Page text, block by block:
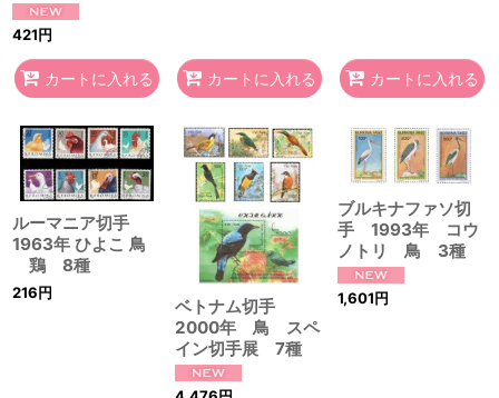
421円
カートに入れる カートに入れる カートに入れる
ルーマニア切手
1963年 ひよこ 鳥
鶏 8種
216円
ベトナム切手
2000年 鳥 スペ
イン切手展 7種
ブルキナファソ切
手 1993年 コウ
ノトリ 鳥 3種
1,601円